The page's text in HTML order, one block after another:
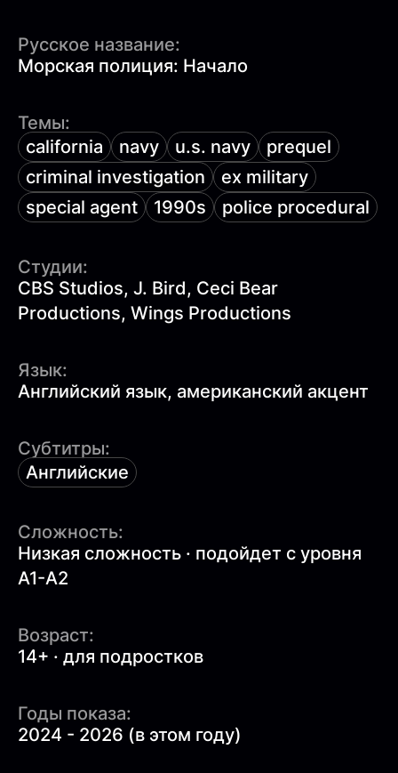
Русское название:
Морская полиция: Начало
Темы:
california
navy u.s. navy
prequel
criminal investigation
ex military
special agent
1990s police procedural
Студии:
CBS Studios, J. Bird, Ceci Bear
Productions, Wings Productions
Язык:
Английский язык, американский акцент
Субтитры:
Английские
Сложность:
Низкая сложность · подойдет с уровня
A1-A2
Возраст:
14+ · для подростков
Годы показа:
2024 - 2026 (в этом году)